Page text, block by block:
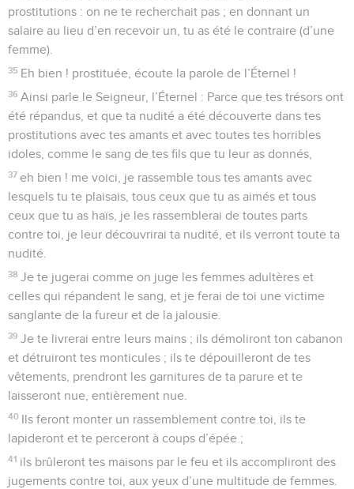
prostitutions : on ne te recherchait pas ; en donnant un
salaire au lieu d’en recevoir un, tu as été le contraire (d’une
femme).
35 Eh bien ! prostituée, écoute la parole de l’Éternel !
36 Ainsi parle le Seigneur, l’Éternel : Parce que tes trésors ont
été répandus, et que ta nudité a été découverte dans tes
prostitutions avec tes amants et avec toutes tes horribles
idoles, comme le sang de tes fils que tu leur as donnés,
37 eh bien ! me voici, je rassemble tous tes amants avec
lesquels tu te plaisais, tous ceux que tu as aimés et tous
ceux que tu as haïs, je les rassemblerai de toutes parts
contre toi, je leur découvrirai ta nudité, et ils verront toute ta
nudité.
38 Je te jugerai comme on juge les femmes adultères et
celles qui répandent le sang, et je ferai de toi une victime
sanglante de la fureur et de la jalousie.
39 Je te livrerai entre leurs mains ; ils démoliront ton cabanon
et détruiront tes monticules ; ils te dépouilleront de tes
vêtements, prendront les garnitures de ta parure et te
laisseront nue, entièrement nue.
40 Ils feront monter un rassemblement contre toi, ils te
lapideront et te perceront à coups d’épée ;
41 ils brûleront tes maisons par le feu et ils accompliront des
jugements contre toi, aux yeux d’une multitude de femmes.